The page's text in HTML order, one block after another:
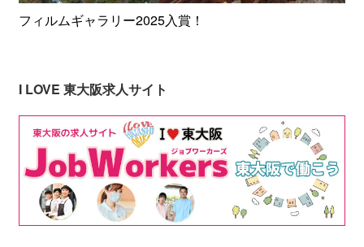
フィルムギャラリー2025入賞！
I LOVE 東大阪求人サイト